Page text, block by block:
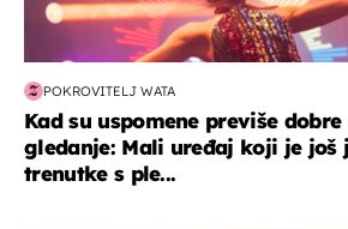
POKROVITELJ WATA
Kad su uspomene previše
gledanje: Mali uređaj koji je još
trenutke s ple...